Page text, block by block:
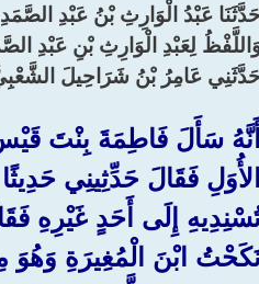
حَدَّثَنَا عَبْدُ الْوَارِثِ بْنُ عَبْدِ
لِعَبْدِ الْوَارِثِ بْنِ عَبْدِ
حَدَّثَنِي عَامِرُ بْنُ شَرَاحِيلَ
أَنَّهُ سَأَلَ فَاطِمَةَ بِنْتَ
الأُوَلِ فَقَالَ حَدِّثِينِي
إِلَى أَحَدٍ غَيْرِهِ
ابْنَ الْمُغِيرَةِ